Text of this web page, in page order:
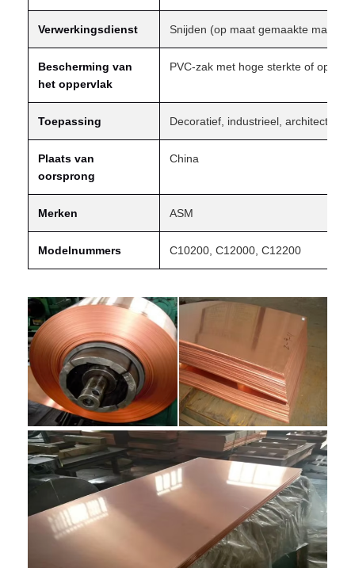
Verwerkingsdienst Snijden (op maat gemaakte maten
Bescherming van
het oppervlak
PVC-zak met hoge sterkte of op
Toepassing Decoratief, industrieel,
Plaats van
oorsprong
China
Merken ASM
Modelnummers C10200, C12000, C12200